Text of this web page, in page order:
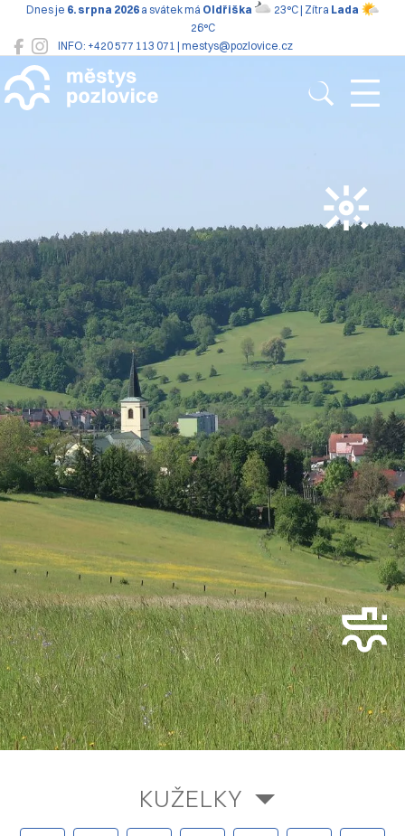
INFO: +420 577 113 071 | mestys@pozlovice.cz
Dnes je 6. srpna 2026 a svátek má Oldřiška 23°C | Zítra Lada
26°C
Pozlovice
KUŽELKY